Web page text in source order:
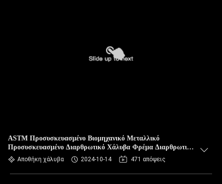
ASTM Προσυσκευασμένο Βιομηχανικό Μεταλλικό
Προσυσκευασμένο Διαρθρωτικό Χάλυβα Φρέμα Διαρθρωτικό
Αποθήκευση Κατασκευαστική Αποθήκη
Αποθήκη χάλυβα 2024-10-14 471 απόψεις